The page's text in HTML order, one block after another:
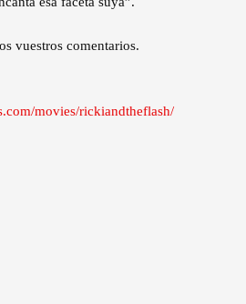
vuestros comentarios.
movies/rickiandtheflash/